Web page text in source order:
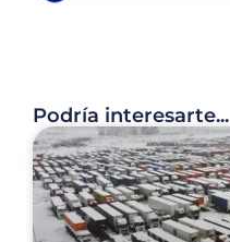
Podría interesarte...